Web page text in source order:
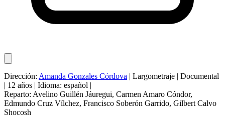
Dirección: Amanda Gonzales Córdova | Largometraje | Documental
| 12 años | Idioma: español |
Reparto: Avelino Guillén Jáuregui, Carmen Amaro Cóndor,
Edmundo Cruz Vílchez, Francisco Soberón Garrido, Gilbert Calvo
Shocosh